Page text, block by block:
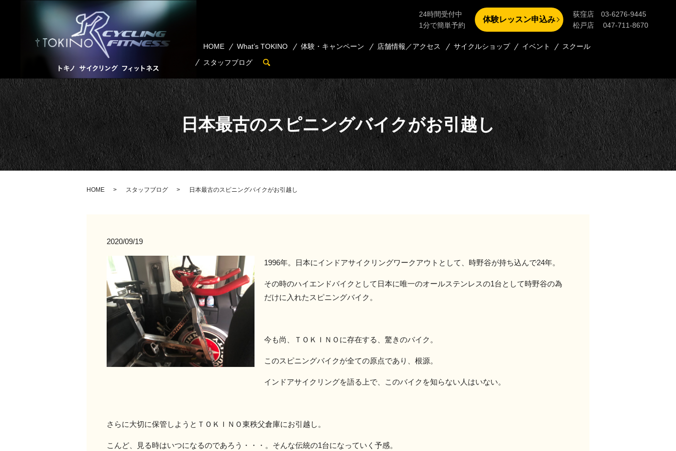
HOME What’s TOKINO 体験・キャンペーン 店舗情報／アクセス サイクルショップ イベント
スクール
スタッフブログ
search
24時間受付中
1分で簡単予約
体験レッスン申込み
荻窪店 03-6276-9445
松戸店 047-711-8670
日本最古のスピニングバイクがお引越し
HOME スタッフブログ 日本最古のスピニングバイクがお引越し
2020/09/19
1996年。日本にインドアサイクリングワークアウトとして、時野谷が持ち込んで24年。
その時のハイエンドバイクとして日本に唯一のオールステンレスの1台として時野谷の為
だけに入れたスピニングバイク。
今も尚、ＴＯＫＩＮＯに存在する、驚きのバイク。
このスピニングバイクが全ての原点であり、根源。
インドアサイクリングを語る上で、このバイクを知らない人はいない。
さらに大切に保管しようとＴＯＫＩＮＯ東秩父倉庫にお引越し。
こんど、見る時はいつになるのであろう・・・。そんな伝統の1台になっていく予感。